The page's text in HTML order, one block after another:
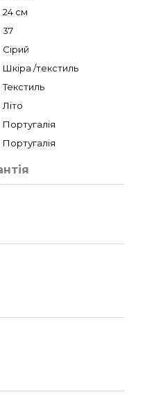
24 см
37
Сірий
Шкіра /текстиль
Текстиль
Літо
Португалія
Португалія